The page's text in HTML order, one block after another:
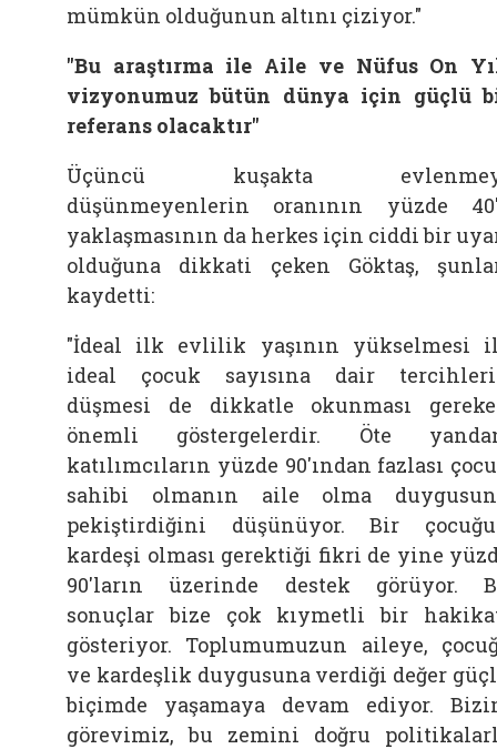
mümkün olduğunun altını çiziyor."
"Bu araştırma ile Aile ve Nüfus On
vizyonumuz bütün dünya için güçlü
referans olacaktır"
Üçüncü kuşakta
düşünmeyenlerin oranının yüzde
yaklaşmasının da herkes için ciddi bir
olduğuna dikkati çeken Göktaş,
kaydetti:
"İdeal ilk evlilik yaşının yükselmesi
ideal çocuk sayısına dair
düşmesi de dikkatle okunması
önemli göstergelerdir. Öte
katılımcıların yüzde 90'ından fazlası
sahibi olmanın
aile
olma
pekiştirdiğini düşünüyor. Bir
kardeşi olması gerektiği fikri de yine
90'ların üzerinde destek görüyor.
sonuçlar bize çok kıymetli bir
gösteriyor. Toplumumuzun aileye,
ve kardeşlik duygusuna verdiği değer
biçimde yaşamaya devam ediyor.
görevimiz, bu zemini doğru